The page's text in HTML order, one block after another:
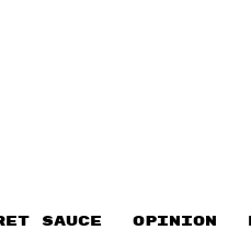
SAUCE​ OPINION